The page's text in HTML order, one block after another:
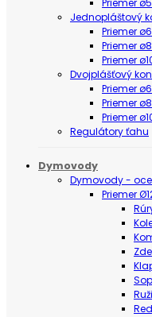
Priemer
Jednopláštový
Priemer
Priemer
Priemer
Dvojplášťový
Priemer
Priemer
Priemer
Regulátory ťahu
Dymovody
Dymovody -
Priemer